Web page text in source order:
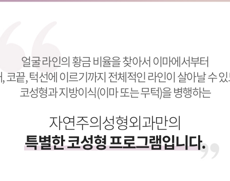
얼굴 라인의 황금 비율을 찾아서 이마에서부터
코끝, 턱선에 이르기까지 전체적인 라인이 살아날 수
코성형과 지방이식(이마 또는 무턱)을 병행하는
자연주의성형외과만의
특별한 코성형 프로그램입니다.